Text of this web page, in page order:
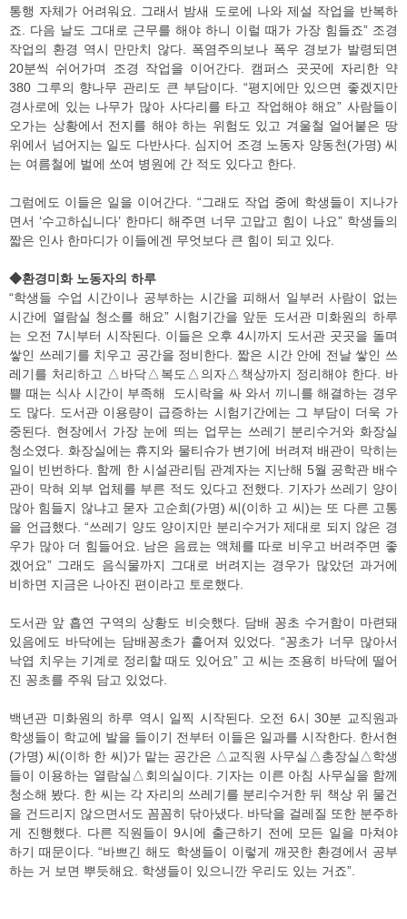
통행 자체가 어려워요. 그래서 밤새 도로에 나와 제설 작업을 반복하
죠. 다음 날도 그대로 근무를 해야 하니 이럴 때가 가장 힘들죠” 조경
작업의 환경 역시 만만치 않다. 폭염주의보나 폭우 경보가 발령되면
20분씩 쉬어가며 조경 작업을 이어간다. 캠퍼스 곳곳에 자리한 약
380 그루의 향나무 관리도 큰 부담이다. “평지에만 있으면 좋겠지만
경사로에 있는 나무가 많아 사다리를 타고 작업해야 해요” 사람들이
오가는 상황에서 전지를 해야 하는 위험도 있고 겨울철 얼어붙은 땅
위에서 넘어지는 일도 다반사다. 심지어 조경 노동자 양동천(가명) 씨
는 여름철에 벌에 쏘여 병원에 간 적도 있다고 한다.
그럼에도 이들은 일을 이어간다. “그래도 작업 중에 학생들이 지나가
면서 ‘수고하십니다’ 한마디 해주면 너무 고맙고 힘이 나요” 학생들의
짧은 인사 한마디가 이들에겐 무엇보다 큰 힘이 되고 있다.
◆환경미화 노동자의 하루
“학생들 수업 시간이나 공부하는 시간을 피해서 일부러 사람이 없는
시간에 열람실 청소를 해요” 시험기간을 앞둔 도서관 미화원의 하루
는 오전 7시부터 시작된다. 이들은 오후 4시까지 도서관 곳곳을 돌며
쌓인 쓰레기를 치우고 공간을 정비한다. 짧은 시간 안에 전날 쌓인 쓰
레기를 처리하고 △바닥△복도△의자△책상까지 정리해야 한다. 바
쁠 때는 식사 시간이 부족해 도시락을 싸 와서 끼니를 해결하는 경우
도 많다. 도서관 이용량이 급증하는 시험기간에는 그 부담이 더욱 가
중된다. 현장에서 가장 눈에 띄는 업무는 쓰레기 분리수거와 화장실
청소였다. 화장실에는 휴지와 물티슈가 변기에 버려져 배관이 막히는
일이 빈번하다. 함께 한 시설관리팀 관계자는 지난해 5월 공학관 배수
관이 막혀 외부 업체를 부른 적도 있다고 전했다. 기자가 쓰레기 양이
많아 힘들지 않냐고 묻자 고순희(가명) 씨(이하 고 씨)는 또 다른 고통
을 언급했다. “쓰레기 양도 양이지만 분리수거가 제대로 되지 않은 경
우가 많아 더 힘들어요. 남은 음료는 액체를 따로 비우고 버려주면 좋
겠어요” 그래도 음식물까지 그대로 버려지는 경우가 많았던 과거에
비하면 지금은 나아진 편이라고 토로했다.
도서관 앞 흡연 구역의 상황도 비슷했다. 담배 꽁초 수거함이 마련돼
있음에도 바닥에는 담배꽁초가 흩어져 있었다. “꽁초가 너무 많아서
낙엽 치우는 기계로 정리할 때도 있어요” 고 씨는 조용히 바닥에 떨어
진 꽁초를 주워 담고 있었다.
백년관 미화원의 하루 역시 일찍 시작된다. 오전 6시 30분 교직원과
학생들이 학교에 발을 들이기 전부터 이들은 일과를 시작한다. 한서현
(가명) 씨(이하 한 씨)가 맡는 공간은 △교직원 사무실△총장실△학생
들이 이용하는 열람실△회의실이다. 기자는 이른 아침 사무실을 함께
청소해 봤다. 한 씨는 각 자리의 쓰레기를 분리수거한 뒤 책상 위 물건
을 건드리지 않으면서도 꼼꼼히 닦아냈다. 바닥을 걸레질 또한 분주하
게 진행했다. 다른 직원들이 9시에 출근하기 전에 모든 일을 마쳐야
하기 때문이다. “바쁘긴 해도 학생들이 이렇게 깨끗한 환경에서 공부
하는 거 보면 뿌듯해요. 학생들이 있으니깐 우리도 있는 거죠”.